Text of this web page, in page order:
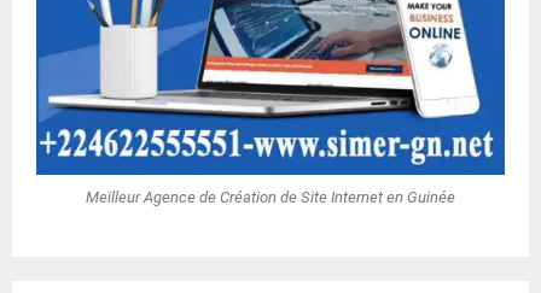
Meilleur Agence de Création de Site Internet en Guinée